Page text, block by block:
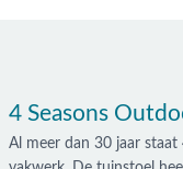
4 Seasons
Al meer dan 30 jaar